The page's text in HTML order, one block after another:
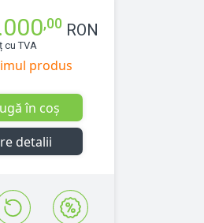
,00 RON
cu TVA
produs
în coș
detalii